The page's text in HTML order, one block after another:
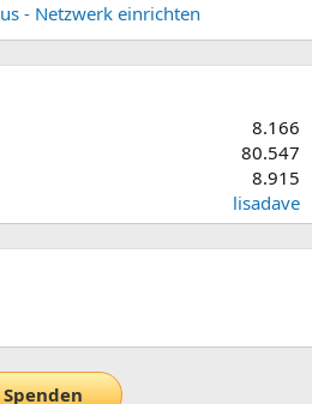
- Netzwerk einrichten
8.166
80.547
8.915
lisadave
Spenden